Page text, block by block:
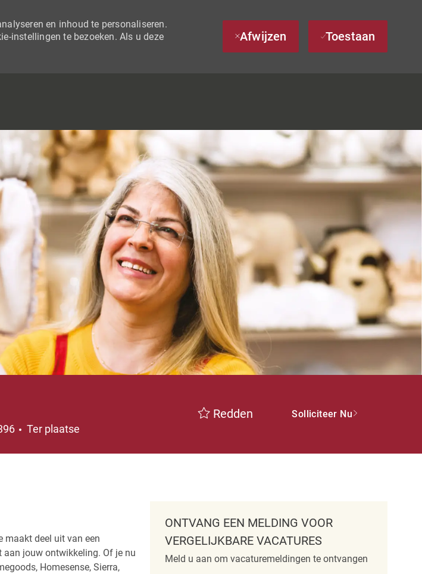
en inhoud te personaliseren.
instellingen te bezoeken. Als u deze
Afwijzen Toestaan
Ter plaatse
Redden Solliciteer Nu
maakt deel uit van een
jouw ontwikkeling. Of je nu
Homesense, Sierra,
ONTVANG EEN MELDING VOOR
VERGELIJKBARE VACATURES
Meld u aan om vacaturemeldingen te ontvangen